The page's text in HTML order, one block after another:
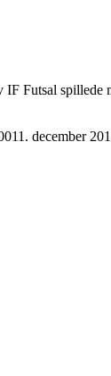
Futsal
11. december